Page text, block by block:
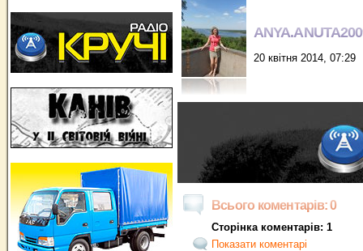
20 квітня 2014, 07:29
Всього коментарів: 0
Сторінка коментарів: 1
Показати коментарі